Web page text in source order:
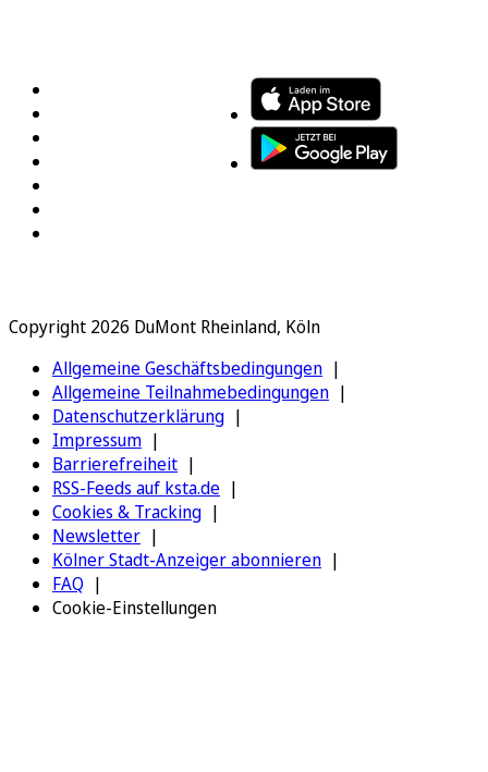
Copyright 2026 DuMont Rheinland, Köln
Allgemeine Geschäftsbedingungen
Allgemeine Teilnahmebedingungen
Datenschutzerklärung
Impressum
Barrierefreiheit
RSS-Feeds auf ksta.de
Cookies & Tracking
Newsletter
Kölner Stadt-Anzeiger abonnieren
FAQ
Cookie-Einstellungen